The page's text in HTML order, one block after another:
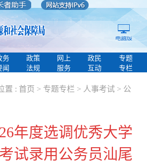
务
闻
政策
法规
网上
服务
政民
互动
专题
专栏
置 : 首页 > 专题专栏 > 人事考试 > 公
年度选调优秀大学
试录用公务员汕尾